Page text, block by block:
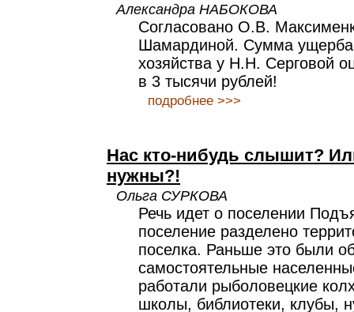
Александра НАБОКОВА
Согласовано О.В.
Шамардиной. Сумма ущерба
хозяйства у Н.Н. Серговой
в 3 тысячи рублей!
подробнее >>>
Нас кто-нибудь слышит?
нужны?!
Ольга СУРКОВА
Речь идет о поселении
поселение разделено
поселка. Раньше это были
самостоятельные
работали рыболовецкие
школы, библиотеки, клубы,